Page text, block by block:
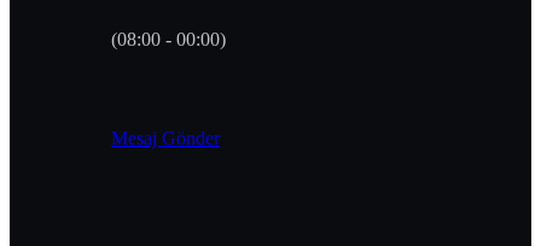
(08:00 - 00:00)
Mesaj Gönder